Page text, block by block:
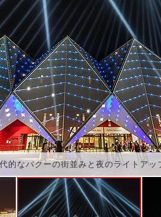
的なバクーの街並みと夜のライトアッ